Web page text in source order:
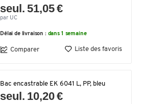
seul. 51,05 €
par UC
Délai de livraison : dans 1 semaine
Comparer Liste des favoris
Bac encastrable EK 6041 L, PP, bleu
seul. 10,20 €